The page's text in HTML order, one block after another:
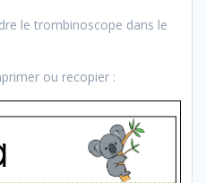
le trombinoscope dans le
ou recopier :